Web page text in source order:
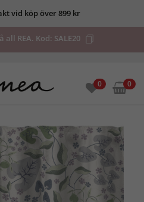
vid köp över 899 kr
all REA. Kod: SALE20
0 0